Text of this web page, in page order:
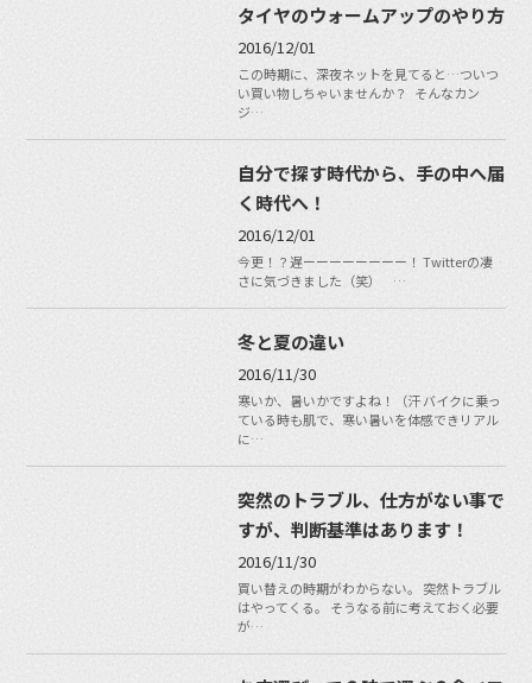
タイヤのウォームアップのやり方
2016/12/01
この時期に、深夜ネットを見てると…ついつ
い買い物しちゃいませんか？ そんなカン
ジ…
自分で探す時代から、手の中へ届
く時代へ！
2016/12/01
今更！？遅ーーーーーーーー！ Twitterの凄
さに気づきました（笑） …
冬と夏の違い
2016/11/30
寒いか、暑いかですよね！（汗 バイクに乗っ
ている時も肌で、寒い暑いを体感できリアル
に…
突然のトラブル、仕方がない事で
すが、判断基準はあります！
2016/11/30
買い替えの時期がわからない。 突然トラブル
はやってくる。 そうなる前に考えておく必要
が…